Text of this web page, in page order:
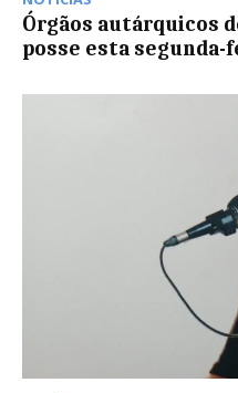
Órgãos autárquicos
posse esta segunda-